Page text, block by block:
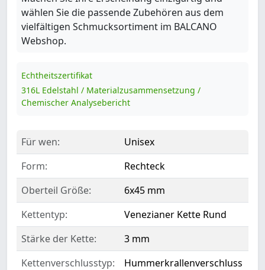
wählen Sie die passende Zubehören aus dem
vielfältigen Schmucksortiment im BALCANO
Webshop.
Echtheitszertifikat
316L Edelstahl / Materialzusammensetzung /
Chemischer Analysebericht
Für wen:
Unisex
Form:
Rechteck
Oberteil Größe:
6x45 mm
Kettentyp:
Venezianer Kette Rund
Stärke der Kette:
3 mm
Kettenverschlusstyp:
Hummerkrallenverschluss